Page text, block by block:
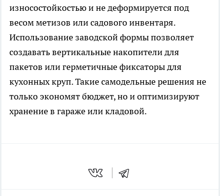
износостойкостью и не деформируется под
весом метизов или садового инвентаря.
Использование заводской формы позволяет
создавать вертикальные накопители для
пакетов или герметичные фиксаторы для
кухонных круп. Такие самодельные решения не
только экономят бюджет, но и оптимизируют
хранение в гараже или кладовой.